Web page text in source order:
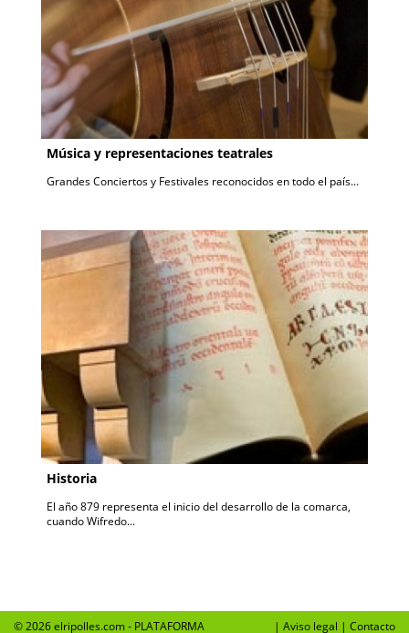
Música y representaciones teatrales
Grandes Conciertos y Festivales reconocidos en todo el país...
Historia
El año 879 representa el inicio del desarrollo de la comarca,
cuando Wifredo...
© 2026 elripolles.com - PLATAFORMA | Aviso legal | Contacto